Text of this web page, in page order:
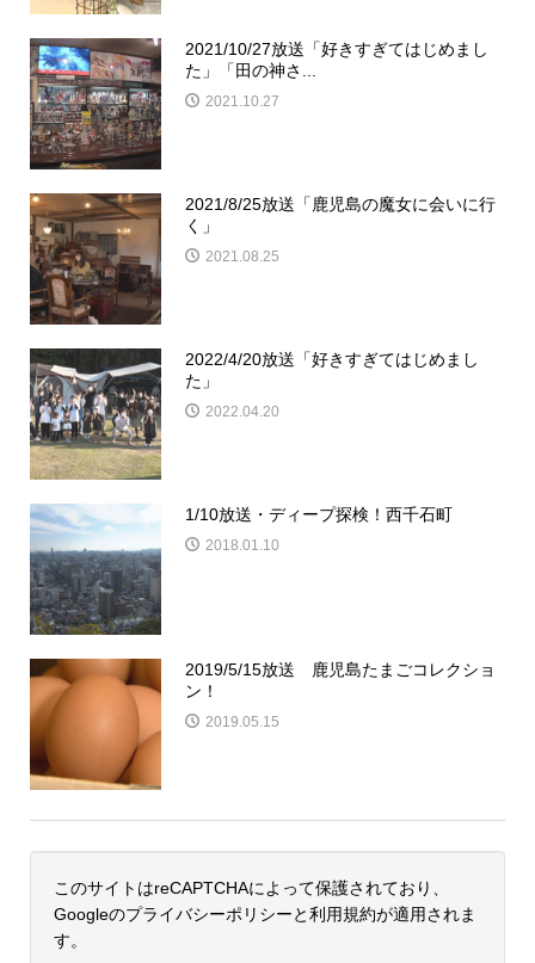
2021/10/27放送「好きすぎてはじめまし
た」「田の神さ...
2021.10.27
2021/8/25放送「鹿児島の魔女に会いに行
く」
2021.08.25
2022/4/20放送「好きすぎてはじめまし
た」
2022.04.20
1/10放送・ディープ探検！西千石町
2018.01.10
2019/5/15放送 鹿児島たまごコレクショ
ン！
2019.05.15
このサイトはreCAPTCHAによって保護されており、
Googleのプライバシーポリシーと利用規約が適用されま
す。